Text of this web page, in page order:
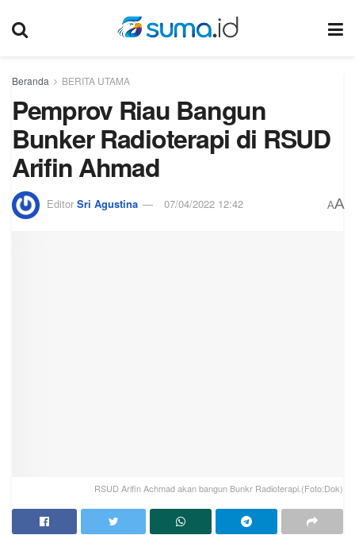
Beranda BERITA UTAMA
Pemprov Riau Bangun
Bunker Radioterapi di RSUD
Arifin Ahmad
Editor Sri Agustina 07/04/2022 12:42 AA
RSUD Arifin Achmad akan bangun Bunkr Radioterapi.(Foto:Dok)